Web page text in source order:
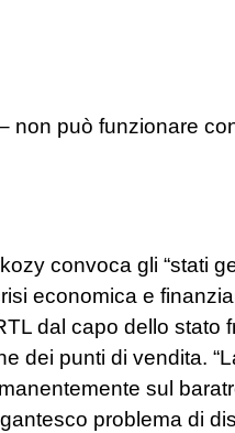
non può funzionare
convoca gli “stati
economica e
dal capo dello
dei punti di vendita.
sul
problema di